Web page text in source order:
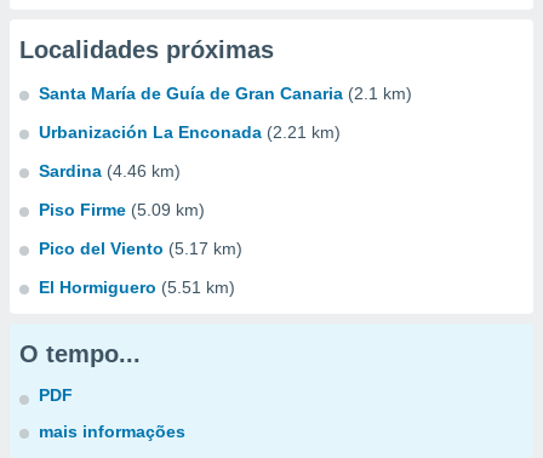
Localidades próximas
Santa María de Guía de Gran Canaria (2.1 km)
Urbanización La Enconada (2.21 km)
Sardina (4.46 km)
Piso Firme (5.09 km)
Pico del Viento (5.17 km)
El Hormiguero (5.51 km)
O tempo...
PDF
mais informações